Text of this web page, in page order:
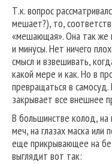
Т.к. вопрос
мешает?), то,
«мешающая». Она так же
и минусы. Нет ничего
смысл и взвешивать,
какой мере и как. Но в
превращаться в
закрывает все внешнее
В большинстве колод, на
меч, на глазах маска или
еще прикрывающее на
выглядит вот так: